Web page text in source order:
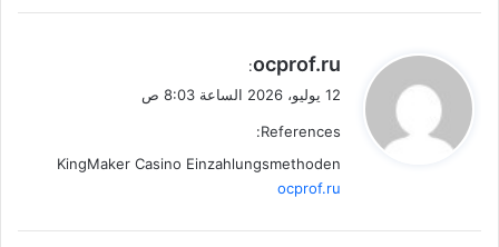
ي
ق
ل
ocprof.ru
:
12 يوليو، 2026 الساعة 8:03 ص
References:
KingMaker Casino Einzahlungsmethoden
ocprof.ru